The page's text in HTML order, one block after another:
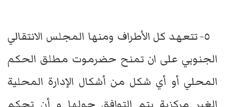
٥- تتعهد كل الأطراف ومنها المجلس الانتقالي
الجنوبي على ان تمنح حضرموت مطلق الحكم
المحلي أو أي شكل من أشكال الإدارة المحلية